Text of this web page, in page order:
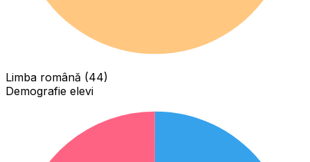
Limba română (44)
Demografie elevi